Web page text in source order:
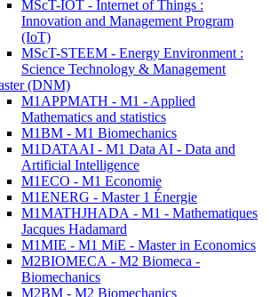
MScT-IOT - Internet of Things :
Innovation and Management Program
(IoT)
MScT-STEEM - Energy Environment :
Science Technology & Management
(DNM)
M1APPMATH - M1 - Applied
Mathematics and statistics
M1BM - M1 Biomechanics
M1DATAAI - M1 Data AI - Data and
Artificial Intelligence
M1ECO - M1 Economie
M1ENERG - Master 1 Énergie
M1MATHJHADA - M1 - Mathematiques
Jacques Hadamard
M1MIE - M1 MiE - Master in Economics
M2BIOMECA - M2 Biomeca -
Biomechanics
M2BM - M2 Biomechanics